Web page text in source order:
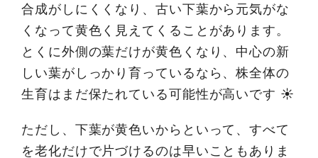
合成がしにくくなり、古い下葉から元気がな
くなって黄色く見えてくることがあります。
とくに外側の葉だけが黄色くなり、中心の新
しい葉がしっかり育っているなら、株全体の
生育はまだ保たれている可能性が高いです ☀️
ただし、下葉が黄色いからといって、すべて
を老化だけで片づけるのは早いこともありま